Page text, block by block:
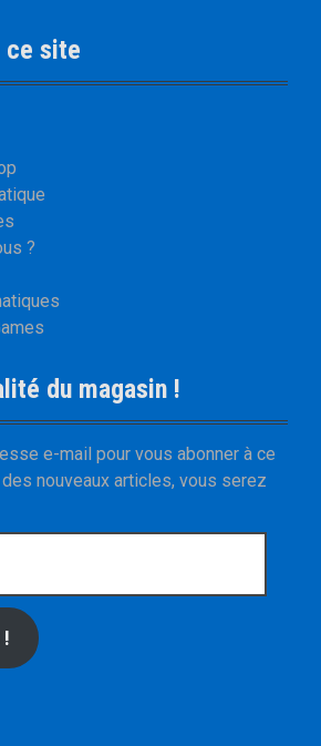
ce site
?
du magasin !
e-mail pour vous abonner à ce
nouveaux articles, vous serez
!